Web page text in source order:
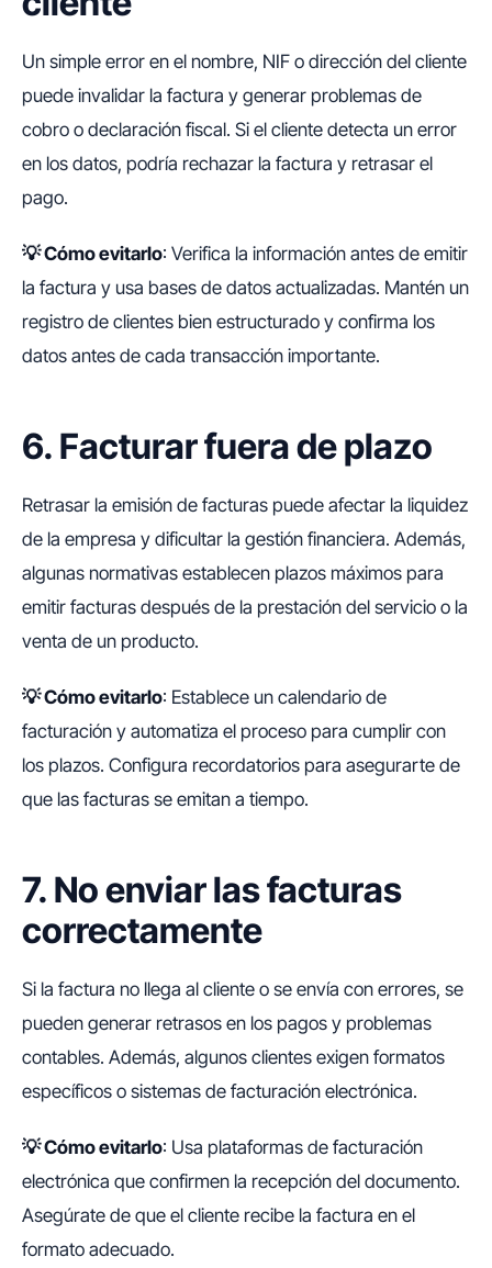
Un simple error en el nombre, NIF o dirección del cliente
puede invalidar la factura y generar problemas de
cobro o declaración fiscal. Si el cliente detecta un error
en los datos, podría rechazar la factura y retrasar el
pago.
💡Cómo evitarlo: Verifica la información antes de emitir
la factura y usa bases de datos actualizadas. Mantén un
registro de clientes bien estructurado y confirma los
datos antes de cada transacción importante.
6. Facturar fuera de plazo
Retrasar la emisión de facturas puede afectar la liquidez
de la empresa y dificultar la gestión financiera. Además,
algunas normativas establecen plazos máximos para
emitir facturas después de la prestación del servicio o la
venta de un producto.
💡Cómo evitarlo: Establece un calendario de
facturación y automatiza el proceso para cumplir con
los plazos. Configura recordatorios para asegurarte de
que las facturas se emitan a tiempo.
7. No enviar las facturas
correctamente
Si la factura no llega al cliente o se envía con errores, se
pueden generar retrasos en los pagos y problemas
contables. Además, algunos clientes exigen formatos
específicos o sistemas de facturación electrónica.
💡Cómo evitarlo: Usa plataformas de facturación
electrónica que confirmen la recepción del documento.
Asegúrate de que el cliente recibe la factura en el
formato adecuado.